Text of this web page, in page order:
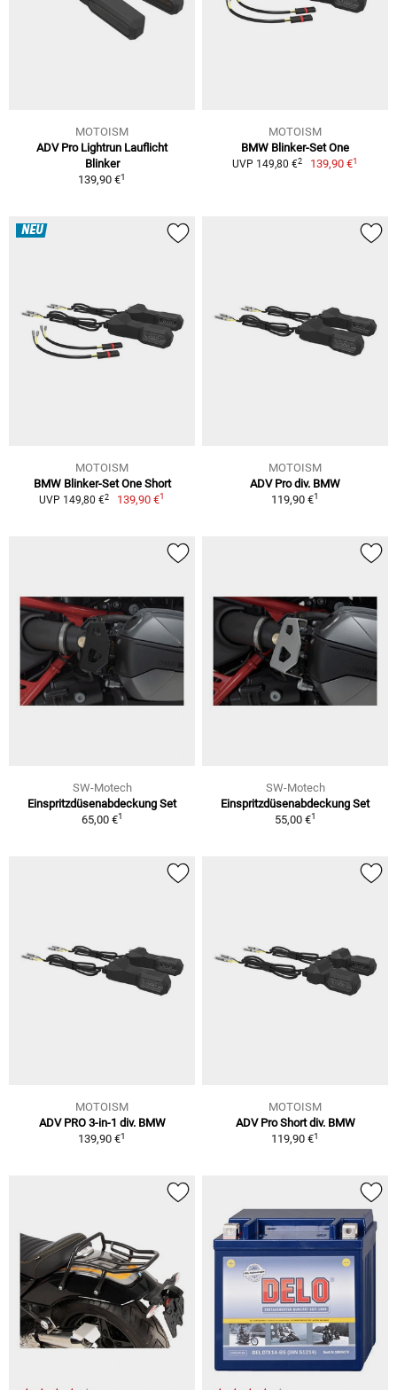
MOTOISM
ADV Pro Lightrun Lauflicht
Blinker
139,90 €1
MOTOISM
BMW Blinker-Set One
UVP 149,80 €2 139,90 €1
NEU
MOTOISM
BMW Blinker-Set One Short
UVP 149,80 €2 139,90 €1
MOTOISM
ADV Pro div. BMW
119,90 €1
SW-Motech
Einspritzdüsenabdeckung Set
65,00 €1
SW-Motech
Einspritzdüsenabdeckung Set
55,00 €1
MOTOISM
ADV PRO 3-in-1 div. BMW
139,90 €1
MOTOISM
ADV Pro Short div. BMW
119,90 €1